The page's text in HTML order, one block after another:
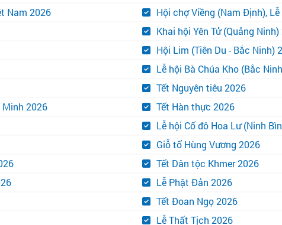
Nam 2026
Minh 2026
Hội chợ Viềng (Nam Định),
Khai hội Yên Tử (Quảng
Hội Lim (Tiên Du - Bắc Ninh)
Lễ hội Bà Chúa Kho (Bắc
Tết Nguyên tiêu 2026
Tết Hàn thực 2026
Lễ hội Cố đô Hoa Lư (Ninh
Giỗ tổ Hùng Vương 2026
Tết Dân tộc Khmer 2026
Lễ Phật Đản 2026
Tết Đoan Ngọ 2026
Lễ Thất Tịch 2026